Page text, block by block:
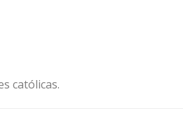
católicas.